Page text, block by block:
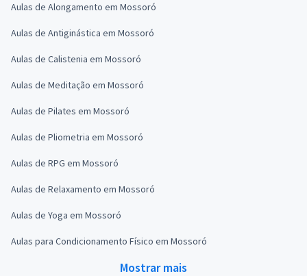
Aulas de Alongamento em Mossoró
Aulas de Antiginástica em Mossoró
Aulas de Calistenia em Mossoró
Aulas de Meditação em Mossoró
Aulas de Pilates em Mossoró
Aulas de Pliometria em Mossoró
Aulas de RPG em Mossoró
Aulas de Relaxamento em Mossoró
Aulas de Yoga em Mossoró
Aulas para Condicionamento Físico em Mossoró
Mostrar mais